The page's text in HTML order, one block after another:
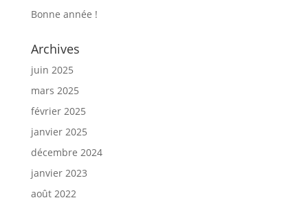
Bonne année !
Archives
juin 2025
mars 2025
février 2025
janvier 2025
décembre 2024
janvier 2023
août 2022